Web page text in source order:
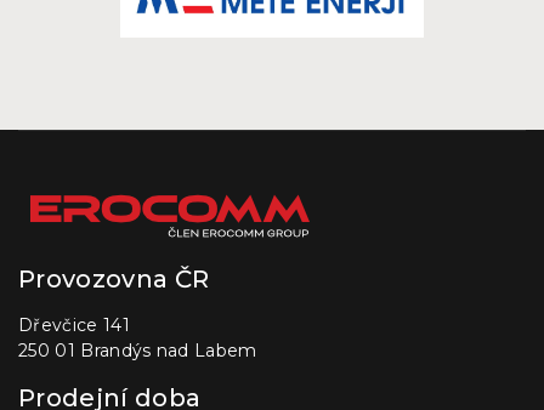
Provozovna ČR
Dřevčice 141
250 01 Brandýs nad Labem
Prodejní doba